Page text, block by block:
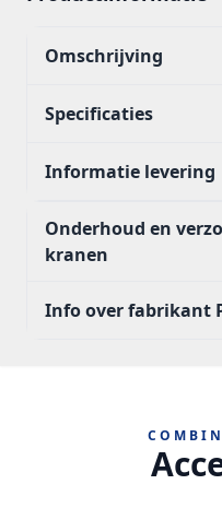
Omschrijving
Specificaties
Informatie levering
Onderhoud en
kranen
Info over fabrikant